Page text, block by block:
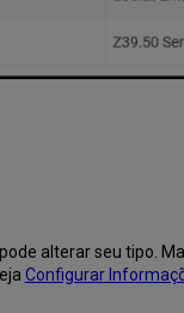
alterar seu tipo.
Configurar